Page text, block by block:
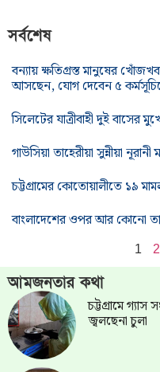
সর্বশেষ
বন্যায় ক্ষতিগ্রস্ত মানুষের
আসছেন, যোগ দেবেন ৫
সিলেটের যাত্রীবাহী দুই
গাউসিয়া তাহেরীয়া সুন্নীয়া
চট্টগ্রামের কোতোয়ালীতে ১৯
বাংলাদেশের ওপর আর কোনো
1 2
আমজনতার কথা
চট্টগ্রামে
জ্বলছেনা চুলা